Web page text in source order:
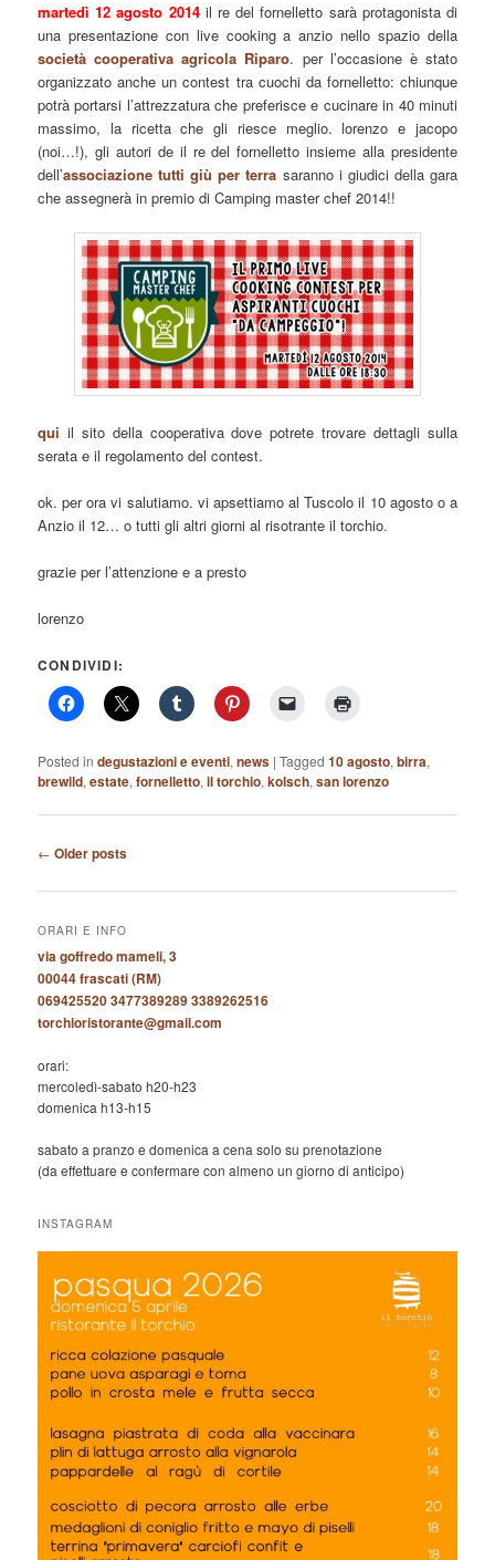
martedì 12 agosto 2014il re del fornelletto sarà protagonista di
una presentazione con live cooking a anzio nello spazio della
società cooperativa agricola Riparo. per l’occasione è stato
organizzato anche un contest tra cuochi da fornelletto: chiunque
potrà portarsi l’attrezzatura che preferisce e cucinare in 40 minuti
massimo, la ricetta che gli riesce meglio. lorenzo e jacopo
(noi…!), gli autori de il re del fornelletto insieme alla presidente
dell’associazione tutti giù per terra saranno i giudici della gara
che assegnerà in premio di Camping master chef 2014!!
qui il sito della cooperativa dove potrete trovare dettagli sulla
serata e il regolamento del contest.
ok. per ora vi salutiamo. vi apsettiamo al Tuscolo il 10 agosto o a
Anzio il 12… o tutti gli altri giorni al risotrante il torchio.
grazie per l’attenzione e a presto
lorenzo
CONDIVIDI:
Posted in degustazioni e eventi,news |Tagged 10 agosto,birra,
brewild,estate,fornelletto,il torchio,kolsch,san lorenzo
Post
← Older posts
ORARI E INFO
via goffredo mameli, 3
00044 frascati (RM)
069425520 3477389289 3389262516
torchioristorante@gmail.com
orari:
mercoledì-sabato h20-h23
domenica h13-h15
sabato a pranzo e domenica a cena solo su prenotazione
(da effettuare e confermare con almeno un giorno di anticipo)
INSTAGRAM